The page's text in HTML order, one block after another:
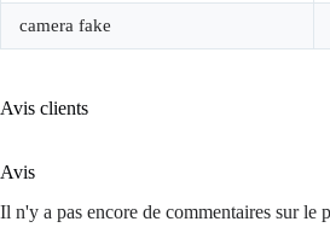
camera fake
Avis clients
Avis
Il n'y a pas encore de commentaires sur le